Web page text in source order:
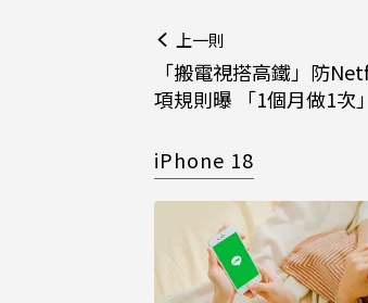
上一則
「搬電視搭高鐵」防
項規則曝 「1個月做1次
iPhone 18